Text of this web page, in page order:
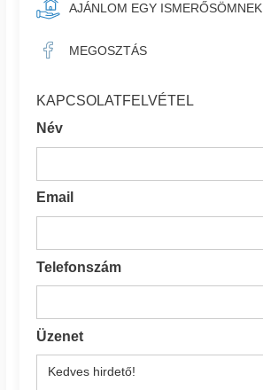
AJÁNLOM EGY ISMERŐSÖMNEK
MEGOSZTÁS
KAPCSOLATFELVÉTEL
Név
Email
Telefonszám
Üzenet